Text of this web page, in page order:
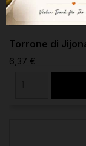
Torrone di
6,37 €